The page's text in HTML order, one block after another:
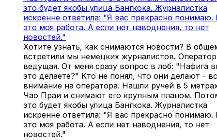
Хотите узнать, как снимаются новости? В
встретили мы немецких журналистов.
ведущая. От меня сразу вопрос в лоб: "Нафига
это делаете?" Кто не понял, что они делают -
внимание на оператора. Нашли ручей в 5
Чао Праи и снимают его крупным планом.
это будет якобы улица Бангкока. Журналистка
искренне ответила: "Я вас прекрасно понимаю.
это моя работа. А если нет наводнения, то нет
новостей."